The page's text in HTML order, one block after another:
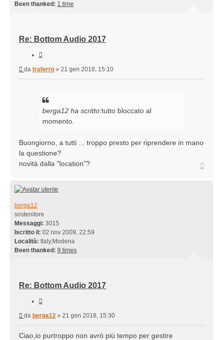
Been thanked: 1 time
Re: Bottom Audio 2017
Messaggio
da traferro » 21 gen 2018, 15:10
berga12 ha scritto:tutto bloccato al
momento.
Buongiorno, a tutti ... troppo presto per riprendere in mano
la questione?
novità dalla "location"?
berga12
sostenitore
Messaggi: 3015
Iscritto il: 02 nov 2009, 22:59
Località: Italy,Modena
Been thanked: 9 times
Re: Bottom Audio 2017
Messaggio
da berga12 » 21 gen 2018, 15:30
Ciao,io purtroppo non avrò più tempo per gestire